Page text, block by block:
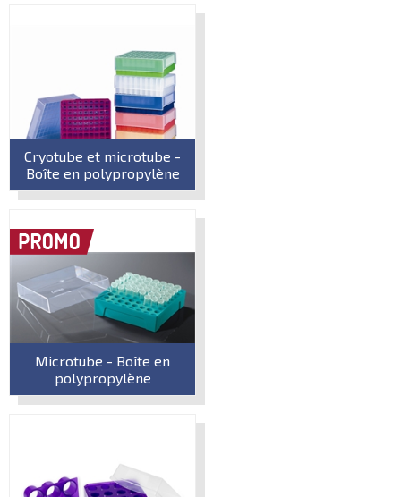
Cryotube et microtube -
Boîte en polypropylène
Microtube - Boîte en
polypropylène